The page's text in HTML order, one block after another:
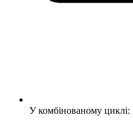
У комбінованому циклі: